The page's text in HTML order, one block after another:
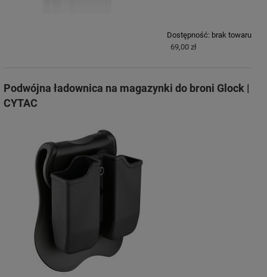
Dostępność: brak towaru
69,00 zł
Podwójna ładownica na magazynki do broni Glock |
CYTAC